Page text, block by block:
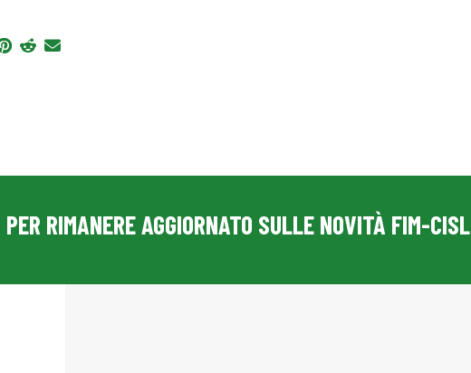
RIMANERE AGGIORNATO SULLE NOVITÀ FIM-CISL